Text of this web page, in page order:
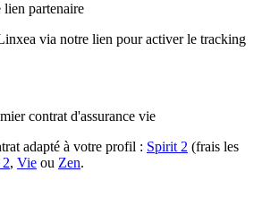
partenaire
via notre lien pour activer le tracking
contrat d'assurance vie
adapté à votre profil : Spirit 2 (frais les
, Vie ou Zen.